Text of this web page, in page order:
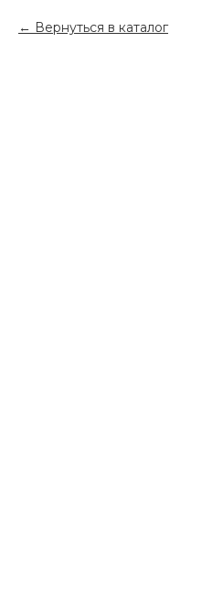
Вернуться в каталог